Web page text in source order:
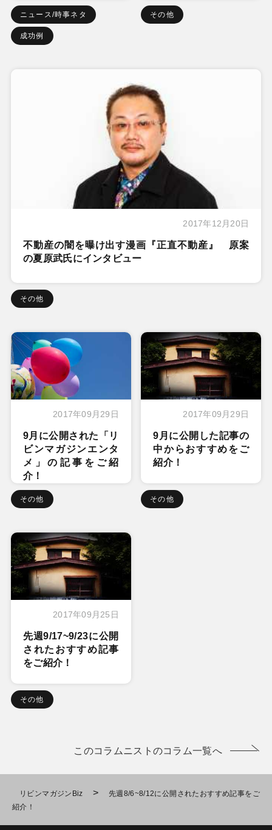
ニュース/時事ネタ
成功例
その他
2017年12月20日
不動産の闇を曝け出す漫画『正直不動産』 原案
の夏原武氏にインタビュー
その他
2017年09月29日
9月に公開された「リ
ビンマガジンエンタ
メ」の記事をご紹
介！
その他
2017年09月29日
9月に公開した記事の
中からおすすめをご
紹介！
その他
2017年09月25日
先週9/17~9/23に公開
されたおすすめ記事
をご紹介！
その他
このコラムニストのコラム一覧へ
リビンマガジンBiz >
先週8/6~8/12に公開されたおすすめ記事をご
紹介！